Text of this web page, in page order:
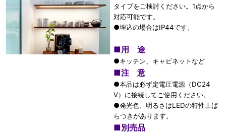
タイプをご検討ください。1点から
対応可能です。
●埋込の場合はIP44です。
■用 途
●キッチン、キャビネットなど
■注 意
●本品は必ず定電圧電源（DC24
V）に接続してご使用ください。
●発光色、明るさはLEDの特性上ば
らつきがあります。
■別売品